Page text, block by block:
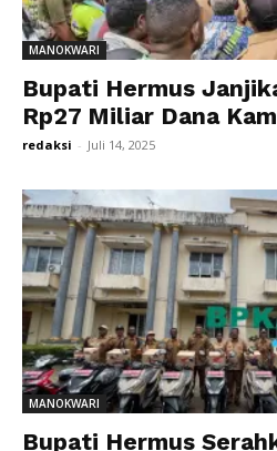
MANOKWARI
Bupati Hermus
Rp27 Miliar Dana
redaksi - Juli 14, 2025
MANOKWARI
Bupati Hermus